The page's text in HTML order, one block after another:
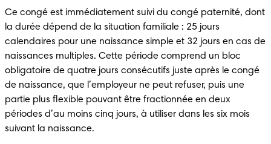
Ce congé est immédiatement suivi du congé paternité, dont
la durée dépend de la situation familiale : 25 jours
calendaires pour une naissance simple et 32 jours en cas de
naissances multiples. Cette période comprend un bloc
obligatoire de quatre jours consécutifs juste après le congé
de naissance, que l’employeur ne peut refuser, puis une
partie plus flexible pouvant être fractionnée en deux
périodes d’au moins cinq jours, à utiliser dans les six mois
suivant la naissance.